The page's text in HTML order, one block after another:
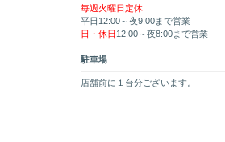
毎週火曜日定休
平日12:00～夜9:00まで営業
日・休日 12:00～夜8:00まで営業
駐車場
店舗前に１台分ございます。